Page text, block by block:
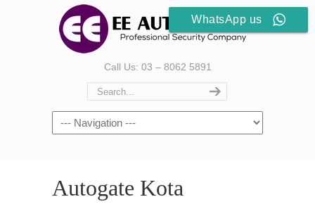
Call Us: 03 – 8062 5891
Autogate Kota
WhatsApp us